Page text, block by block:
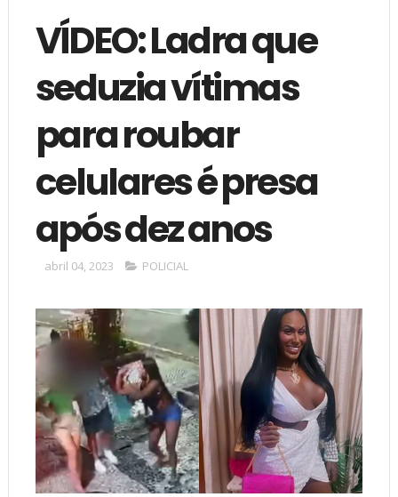
VÍDEO: Ladra que
seduzia vítimas
para roubar
celulares é presa
após dez anos
abril 04, 2023 POLICIAL